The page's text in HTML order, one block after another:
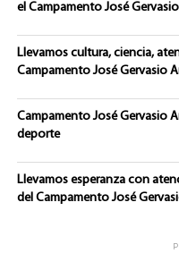
el Campamento José
Llevamos cultura, ciencia,
Campamento José Gervasio
Campamento José Gervasio
deporte
Llevamos esperanza con
del Campamento José